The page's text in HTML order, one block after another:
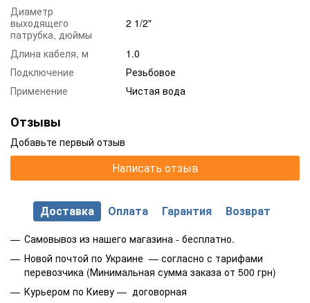
Диаметр
выходящего
патрубка, дюймы
2 1/2"
Длина кабеля, м
1.0
Подключение
Резьбовое
Применение
Чистая вода
Отзывы
Добавьте первый отзыв
Написать отзыв
Доставка Оплата Гарантия Возврат
Самовывоз из нашего магазина - бесплатно.
Новой почтой по Украине — согласно с тарифами
перевозчика (Минимальная сумма заказа от 500 грн)
Курьером по Киеву — договорная